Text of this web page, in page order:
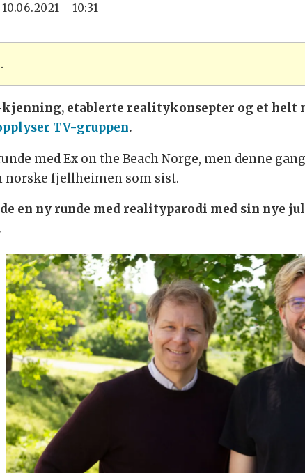
10.06.2021 - 10:31
etablerte realitykonsepter og et helt
TV-gruppen.
med Ex on the Beach Norge, men denne
norske fjellheimen som sist.
en ny runde med realityparodi med sin nye